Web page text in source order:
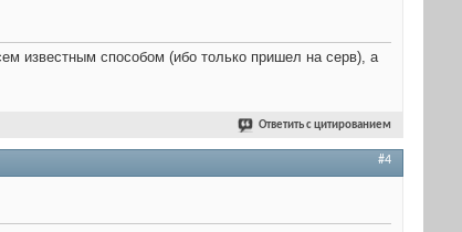
известным способом (ибо только пришел на серв), а
Ответить с цитированием
#4